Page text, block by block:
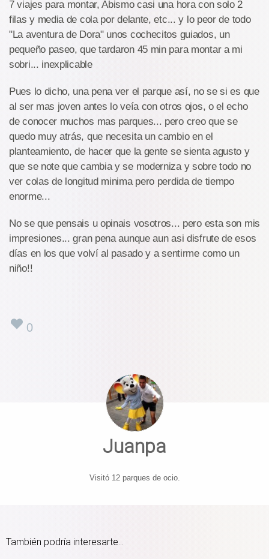
7 viajes para montar, Abismo casi una hora con solo 2
filas y media de cola por delante, etc... y lo peor de todo
"La aventura de Dora" unos cochecitos guiados, un
pequeño paseo, que tardaron 45 min para montar a mi
sobri... inexplicable
Pues lo dicho, una pena ver el parque así, no se si es que
al ser mas joven antes lo veía con otros ojos, o el echo
de conocer muchos mas parques... pero creo que se
quedo muy atrás, que necesita un cambio en el
planteamiento, de hacer que la gente se sienta agusto y
que se note que cambia y se moderniza y sobre todo no
ver colas de longitud minima pero perdida de tiempo
enorme...
No se que pensais u opinais vosotros... pero esta son mis
impresiones... gran pena aunque aun asi disfrute de esos
días en los que volví al pasado y a sentirme como un
niño!!
0
Juanpa
Visitó 12 parques de ocio.
También podría interesarte...